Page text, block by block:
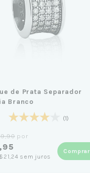
de Prata Separador
Branco
(1)
por
sem juros
Comprar